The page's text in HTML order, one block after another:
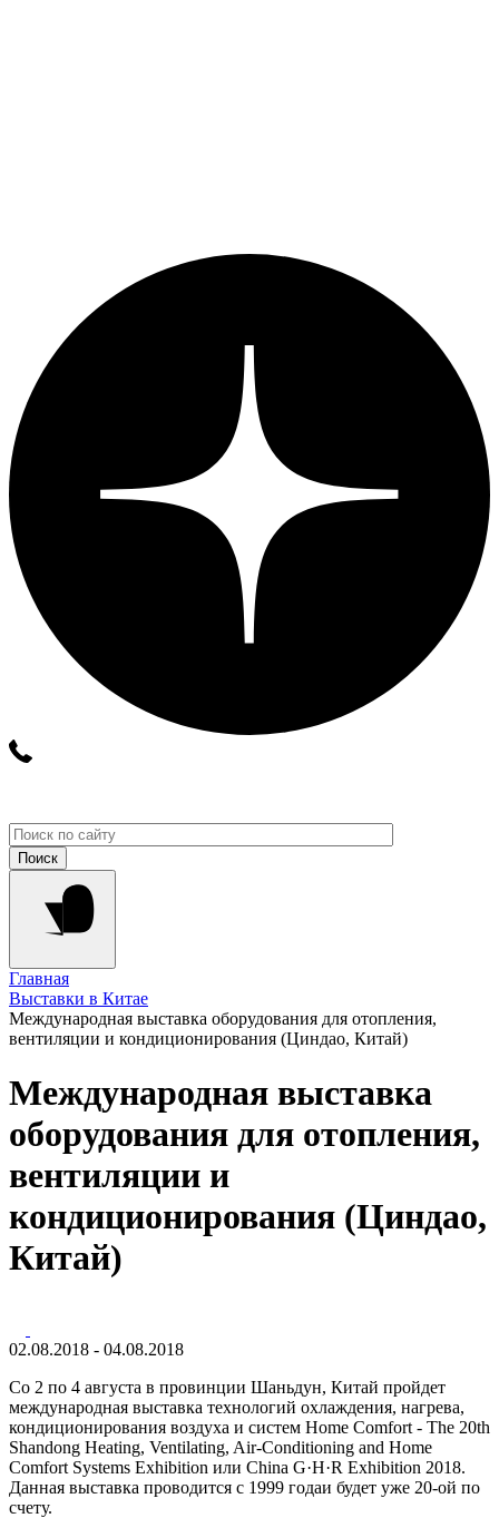
Главная
Выставки в Китае
Международная выставка оборудования для отопления,
вентиляции и кондиционирования (Циндао, Китай)
Международная выставка
оборудования для отопления,
вентиляции и
кондиционирования (Циндао,
Китай)
02.08.2018 - 04.08.2018
Со 2 по 4 августа в провинции Шаньдун, Китай пройдет
международная выставка технологий охлаждения, нагрева,
кондиционирования воздуха и систем Home Comfort - The 20th
Shandong Heating, Ventilating, Air-Conditioning and Home
Comfort Systems Exhibition или China G·H·R Exhibition 2018.
Данная выставка проводится с 1999 годаи будет уже 20-ой по
счету.